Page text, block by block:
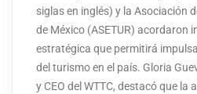
siglas en inglés) y la Asociación
de México (ASETUR) acordaron
estratégica que permitirá
del turismo en el país. Gloria
y CEO del WTTC, destacó que